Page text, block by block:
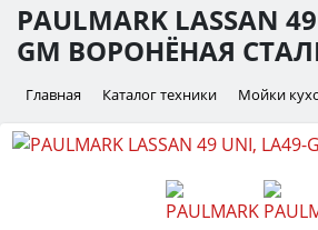
PAULMARK LASSAN
GM ВОРОНЁНАЯ
Главная Каталог техники Мойки